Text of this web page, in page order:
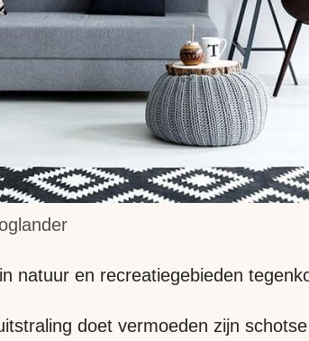
natuur en recreatiegebieden
doet vermoeden zijn